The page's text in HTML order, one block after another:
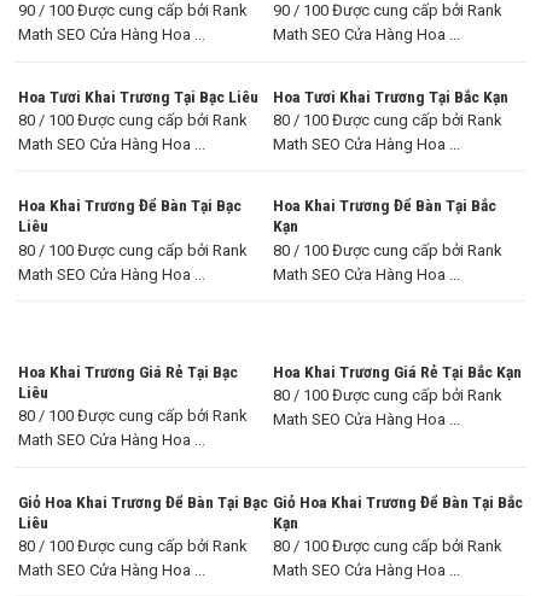
90 / 100 Được cung cấp bởi Rank
Math SEO Cửa Hàng Hoa ...
90 / 100 Được cung cấp bởi Rank
Math SEO Cửa Hàng Hoa ...
Hoa Tươi Khai Trương Tại Bạc Liêu
80 / 100 Được cung cấp bởi Rank
Math SEO Cửa Hàng Hoa ...
Hoa Tươi Khai Trương Tại Bắc Kạn
80 / 100 Được cung cấp bởi Rank
Math SEO Cửa Hàng Hoa ...
Hoa Khai Trương Để Bàn Tại Bạc
Liêu
80 / 100 Được cung cấp bởi Rank
Math SEO Cửa Hàng Hoa ...
Hoa Khai Trương Để Bàn Tại Bắc
Kạn
80 / 100 Được cung cấp bởi Rank
Math SEO Cửa Hàng Hoa ...
Hoa Khai Trương Giá Rẻ Tại Bạc
Liêu
80 / 100 Được cung cấp bởi Rank
Math SEO Cửa Hàng Hoa ...
Hoa Khai Trương Giá Rẻ Tại Bắc Kạn
80 / 100 Được cung cấp bởi Rank
Math SEO Cửa Hàng Hoa ...
Giỏ Hoa Khai Trương Để Bàn Tại Bạc
Liêu
80 / 100 Được cung cấp bởi Rank
Math SEO Cửa Hàng Hoa ...
Giỏ Hoa Khai Trương Để Bàn Tại Bắc
Kạn
80 / 100 Được cung cấp bởi Rank
Math SEO Cửa Hàng Hoa ...